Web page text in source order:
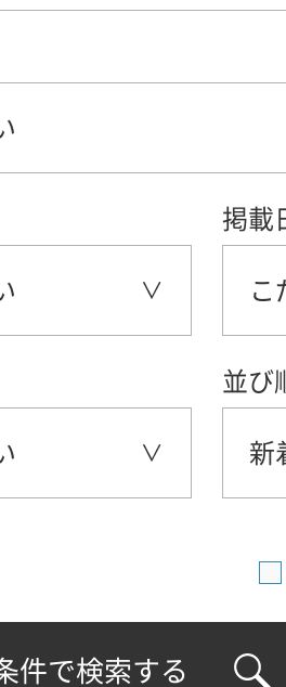
掲載
こ
並び
新
件で検索する